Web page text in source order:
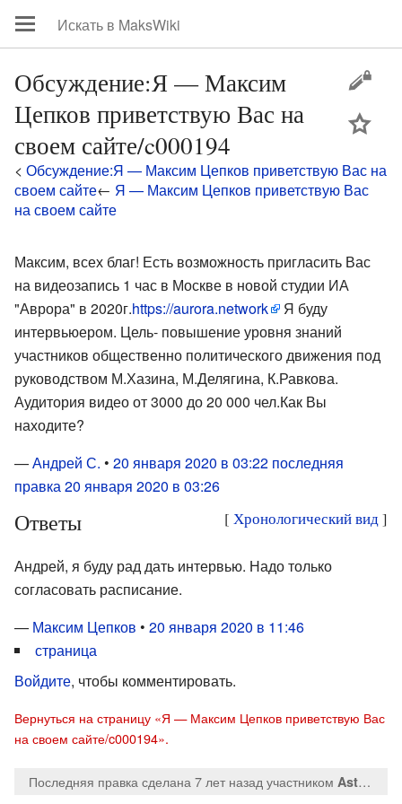
Обсуждение:Я — Максим
Цепков приветствую Вас на
своем сайте/c000194
< Обсуждение:Я — Максим Цепков приветствую Вас на
своем сайте← Я — Максим Цепков приветствую Вас
на своем сайте
Максим, всех благ! Есть возможность пригласить Вас
на видеозапись 1 час в Москве в новой студии ИА
"Аврора" в 2020г.https://aurora.network
Я буду
интервьюером. Цель- повышение уровня знаний
участников общественно политического движения под
руководством М.Хазина, М.Делягина, К.Равкова.
Аудитория видео от 3000 до 20 000 чел.Как Вы
находите?
—Андрей С. • 20 января 2020 в 03:22 последняя
правка 20 января 2020 в 03:26
[ Хронологический вид]
Ответы
Андрей, я буду рад дать интервью. Надо только
согласовать расписание.
— Максим Цепков • 20 января 2020 в 11:46
страница
Войдите, чтобы комментировать.
Вернуться на страницу «Я — Максим Цепков приветствую Вас
на своем сайте/c000194».
Последняя правка сделана 7 лет назад участником Astrofilosof